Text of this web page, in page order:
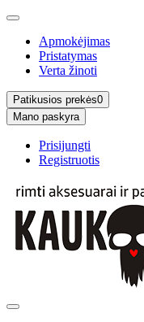
Apmokėjimas
Pristatymas
Verta žinoti
Patikusios prekės0
Mano paskyra
Prisijungti
Registruotis